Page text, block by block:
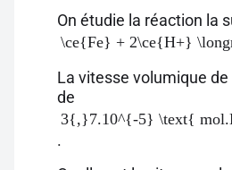
On étudie la réaction la
\ce{Fe} + 2\ce{H+}
La vitesse volumique
de
3{,}7.10^{-5} \text{
.